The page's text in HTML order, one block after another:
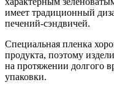
имеет традиционный
печений-сэндвичей.
Специальная пленка
продукта, поэтому
на протяжении долгого
упаковки.